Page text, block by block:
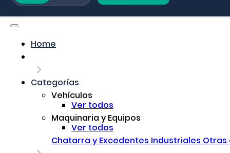
Home
Categorías
Vehículos
Ver todos
Maquinaria y Equipos
Ver todos
Chatarra y Excedentes Industriales Otras